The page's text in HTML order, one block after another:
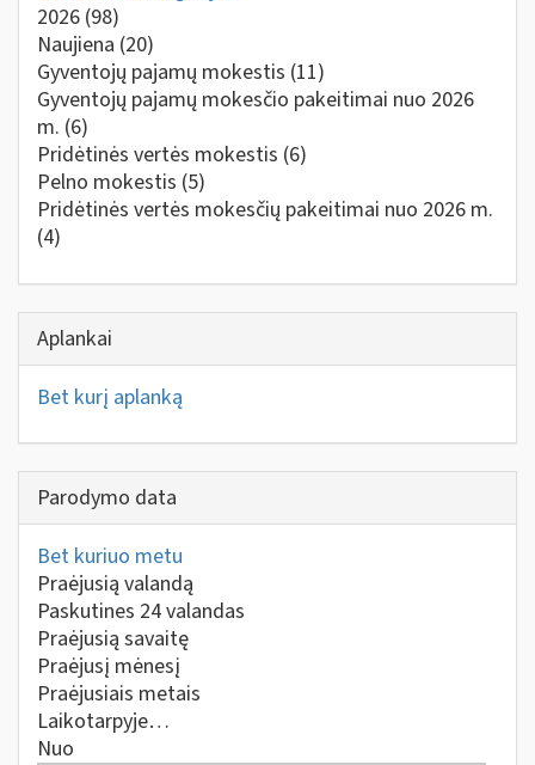
2026 (98)
Naujiena (20)
Gyventojų pajamų mokestis (11)
Gyventojų pajamų mokesčio pakeitimai nuo 2026
m. (6)
Pridėtinės vertės mokestis (6)
Pelno mokestis (5)
Pridėtinės vertės mokesčių pakeitimai nuo 2026 m.
(4)
Aplankai
Bet kurį aplanką
Parodymo data
Bet kuriuo metu
Praėjusią valandą
Paskutines 24 valandas
Praėjusią savaitę
Praėjusį mėnesį
Praėjusiais metais
Laikotarpyje…
Nuo